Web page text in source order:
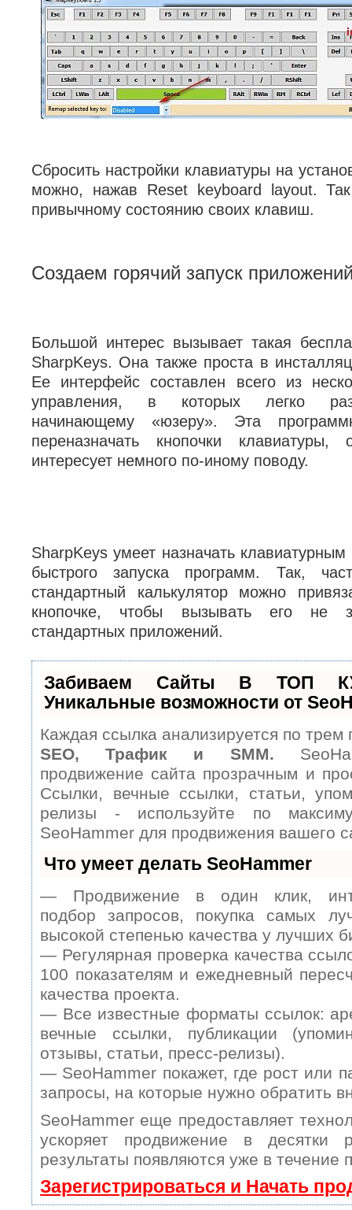
Сбросить настройки клавиатуры на
можно, нажав Reset keyboard layout.
привычному состоянию своих клавиш.
Создаем горячий запуск
Большой интерес вызывает такая
SharpKeys. Она также проста в
Ее интерфейс составлен всего из
управления, в которых легко
начинающему «юзеру». Эта
переназначать кнопочки
интересует немного по-иному поводу.
SharpKeys умеет назначать
быстрого запуска программ. Так,
стандартный калькулятор можно
кнопочке, чтобы вызывать его не
стандартных приложений.
Забиваем Сайты В ТОП
Уникальные возможности от
Каждая ссылка анализируется по трем
SEO, Трафик и SMM.
продвижение сайта прозрачным и
Ссылки, вечные ссылки, статьи,
релизы - используйте по
SeoHammer для продвижения вашего
Что умеет делать SeoHammer
— Продвижение в один клик,
подбор запросов, покупка самых
высокой степенью качества у лучших
— Регулярная проверка качества
100 показателям и ежедневный
качества проекта.
— Все известные форматы ссылок:
вечные ссылки, публикации
отзывы, статьи, пресс-релизы).
— SeoHammer покажет, где рост или
запросы, на которые нужно обратить
SeoHammer еще предоставляет
ускоряет продвижение в десятки
результаты появляются уже в течение
Зарегистрироваться и Начать